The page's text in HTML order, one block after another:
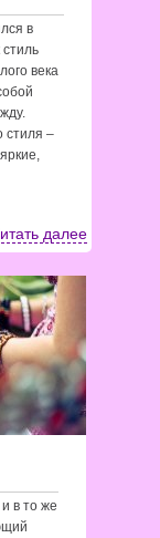
в
стиль
века
стиля –
далее
в то же